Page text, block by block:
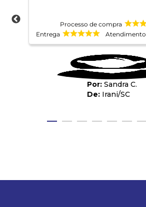
Processo de compra
Entrega
Atendimento
Sandra C.
Irani/SC